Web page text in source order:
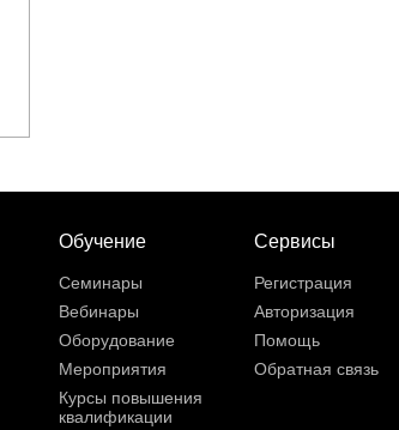
Обучение
Семинары
Вебинары
Оборудование
Мероприятия
Курсы повышения
квалификации
Сервисы
Регистрация
Авторизация
Помощь
Обратная связь